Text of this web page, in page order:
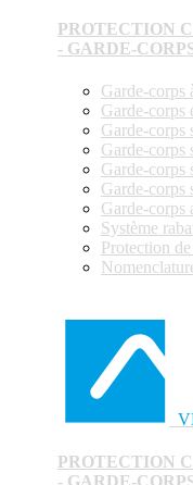
PROTECTION
- GARDE-
Garde-corps
Garde-corps
Garde-corps
Garde-corps
Garde-corps
Garde-corps
Garde-corps
Système
Protection
PROTECTION